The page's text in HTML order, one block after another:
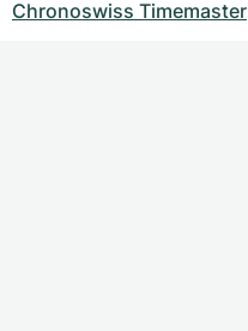
Chronoswiss Timemaster